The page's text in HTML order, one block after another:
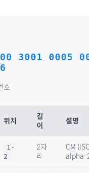
3001 0005
호
위치
길
이
설명
1-
2
2자
리
CM
alpha-